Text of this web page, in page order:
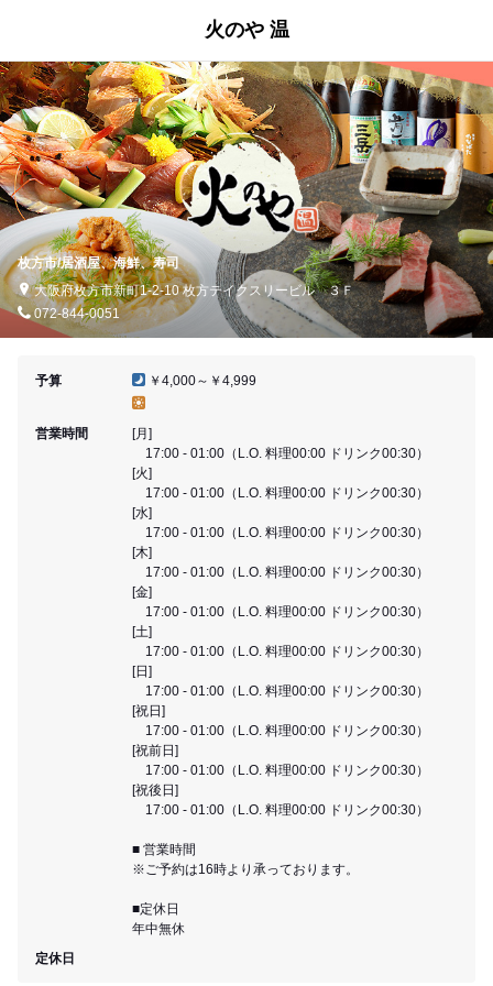
火のや 温
枚方市/居酒屋、海鮮、寿司
大阪府枚方市新町1-2-10 枚方テイクスリービル ３Ｆ
072-844-0051
予算 ￥4,000～￥4,999
営業時間
[月]
17:00 - 01:00（L.O. 料理00:00 ドリンク00:30）
[火]
17:00 - 01:00（L.O. 料理00:00 ドリンク00:30）
[水]
17:00 - 01:00（L.O. 料理00:00 ドリンク00:30）
[木]
17:00 - 01:00（L.O. 料理00:00 ドリンク00:30）
[金]
17:00 - 01:00（L.O. 料理00:00 ドリンク00:30）
[土]
17:00 - 01:00（L.O. 料理00:00 ドリンク00:30）
[日]
17:00 - 01:00（L.O. 料理00:00 ドリンク00:30）
[祝日]
17:00 - 01:00（L.O. 料理00:00 ドリンク00:30）
[祝前日]
17:00 - 01:00（L.O. 料理00:00 ドリンク00:30）
[祝後日]
17:00 - 01:00（L.O. 料理00:00 ドリンク00:30）
■ 営業時間
※ご予約は16時より承っております。
■定休日
年中無休
定休日